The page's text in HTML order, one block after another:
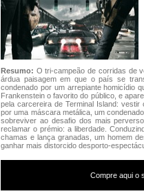
Resumo: O tri-campeão de corridas de
árdua paisagem em que o país se
condenado por um arrepiante homicídio
Frankenstein o favorito do público, e
pela carcereira de Terminal Island:
por uma máscara metálica, um
sobreviver ao desafio dos mais
reclamar o prémio: a liberdade.
chamas e lança granadas, um homem
ganhar mais distorcido desporto-
Compre aqui o